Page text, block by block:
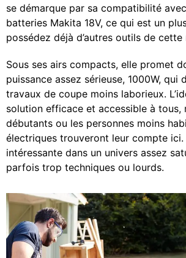
se démarque par sa compatibilité
batteries Makita 18V, ce qui est un
possédez déjà d’autres outils de cette
Sous ses airs compacts, elle promet
puissance assez sérieuse, 1000W, qui
travaux de coupe moins laborieux.
solution efficace et accessible à tous,
débutants ou les personnes moins
électriques trouveront leur compte
intéressante dans un univers assez
parfois trop techniques ou lourds.